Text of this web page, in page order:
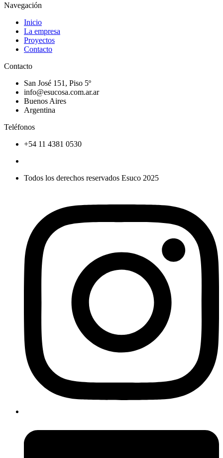
Navegación
Inicio
La empresa
Proyectos
Contacto
Contacto
San José 151, Piso 5º
info@esucosa.com.ar.ar
Buenos Aires
Argentina
Teléfonos
+54 11 4381 0530
Todos los derechos reservados Esuco 2025